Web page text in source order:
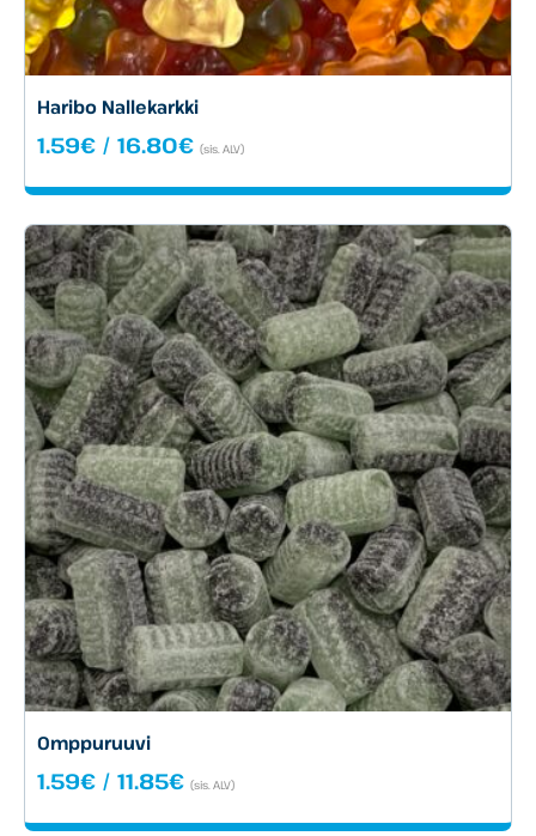
Haribo Nallekarkki
1.59€ / 16.80€Hintaluokka:
-
(sis. ALV)
Omppuruuvi
1.59€ / 11.85€Hintaluokka:
-
(sis. ALV)